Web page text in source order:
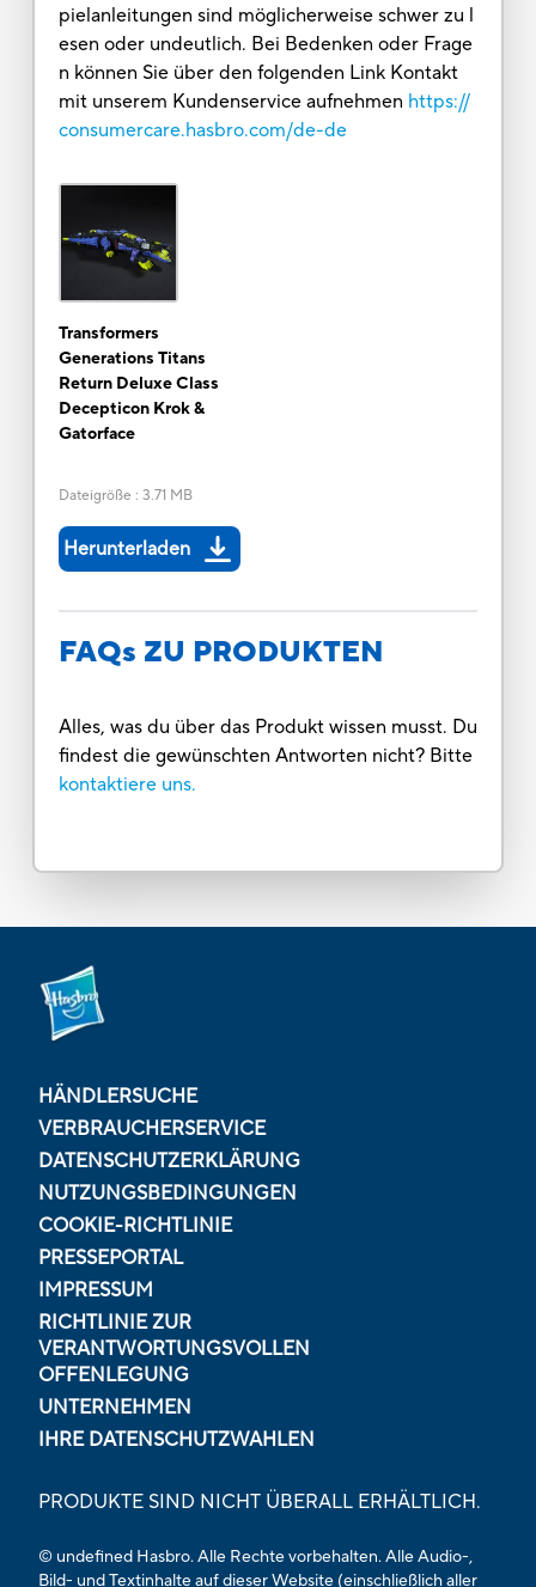
pielanleitungen sind möglicherweise schwer zu l
esen oder undeutlich. Bei Bedenken oder Frage
n können Sie über den folgenden Link Kontakt
mit unserem Kundenservice aufnehmen https://
consumercare.hasbro.com/de-de
Transformers
Generations Titans
Return Deluxe Class
Decepticon Krok &
Gatorface
Dateigröße : 3.71 MB
Herunterladen
FAQs ZU PRODUKTEN
Alles, was du über das Produkt wissen musst. Du
findest die gewünschten Antworten nicht? Bitte
kontaktiere uns.
HÄNDLERSUCHE
VERBRAUCHERSERVICE
DATENSCHUTZERKLÄRUNG
NUTZUNGSBEDINGUNGEN
COOKIE-RICHTLINIE
PRESSEPORTAL
IMPRESSUM
RICHTLINIE ZUR
VERANTWORTUNGSVOLLEN
OFFENLEGUNG
UNTERNEHMEN
IHRE DATENSCHUTZWAHLEN
PRODUKTE SIND NICHT ÜBERALL ERHÄLTLICH.
© undefined Hasbro. Alle Rechte vorbehalten. Alle Audio-,
Bild- und Textinhalte auf dieser Website (einschließlich aller